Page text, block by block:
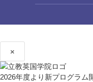
×
2026年度より新プログラム